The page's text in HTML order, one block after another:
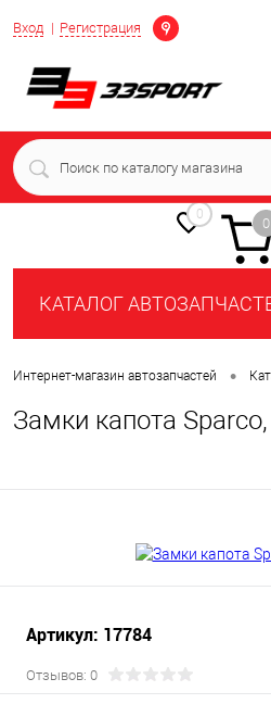
Вход Регистрация
Определение
0
0
КАТАЛОГ
Интернет-магазин автозапчастей •
Замки капота
Артикул: 17784
Отзывов: 0